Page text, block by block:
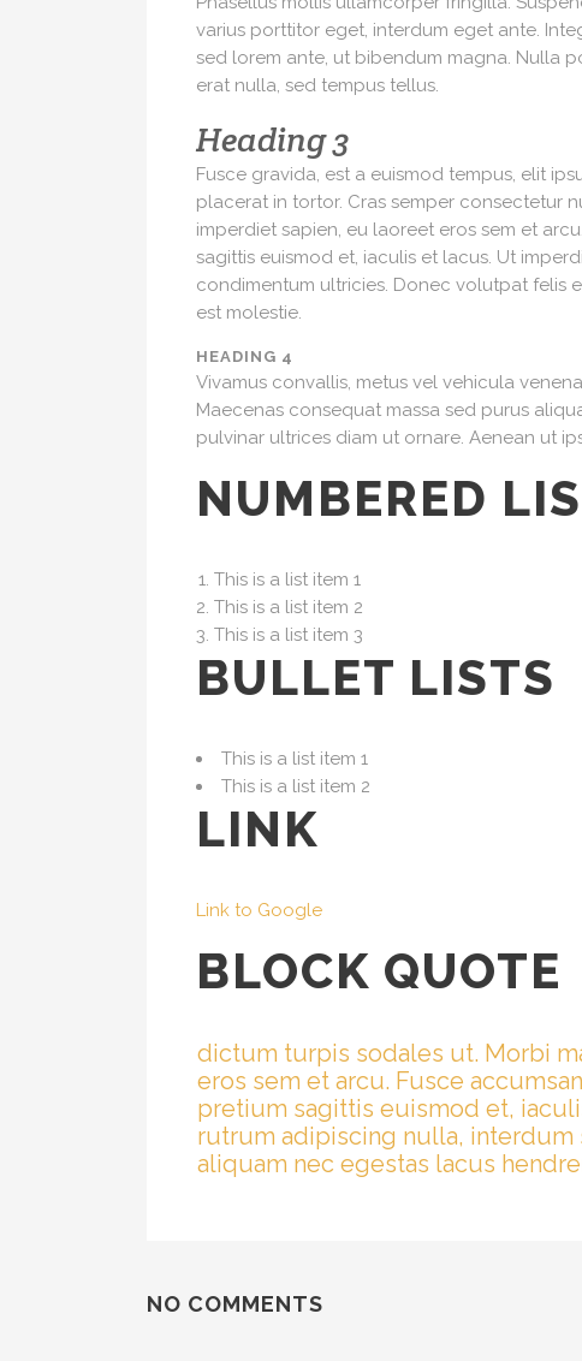
varius porttitor eget, interdum eget ante.
sed lorem ante, ut bibendum magna. Nulla
erat nulla, sed tempus tellus.
Heading 3
Fusce gravida, est a euismod tempus, elit
placerat in tortor. Cras semper consectetur
imperdiet sapien, eu laoreet eros sem et
sagittis euismod et, iaculis et lacus. Ut
condimentum ultricies. Donec volutpat felis
est molestie.
HEADING 4
Vivamus convallis, metus vel vehicula
Maecenas consequat massa sed purus
pulvinar ultrices diam ut ornare. Aenean ut
NUMBERED
This is a list item 1
This is a list item 2
This is a list item 3
BULLET LISTS
This is a list item 1
This is a list item 2
LINK
Link to Google
BLOCK QUOTE
dictum turpis sodales ut. Morbi
eros sem et arcu. Fusce
pretium sagittis euismod et,
rutrum adipiscing nulla,
aliquam nec egestas lacus
NO COMMENTS